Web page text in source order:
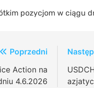
pozycjom w ciągu
Poprzedni
Action na
4.6.2026